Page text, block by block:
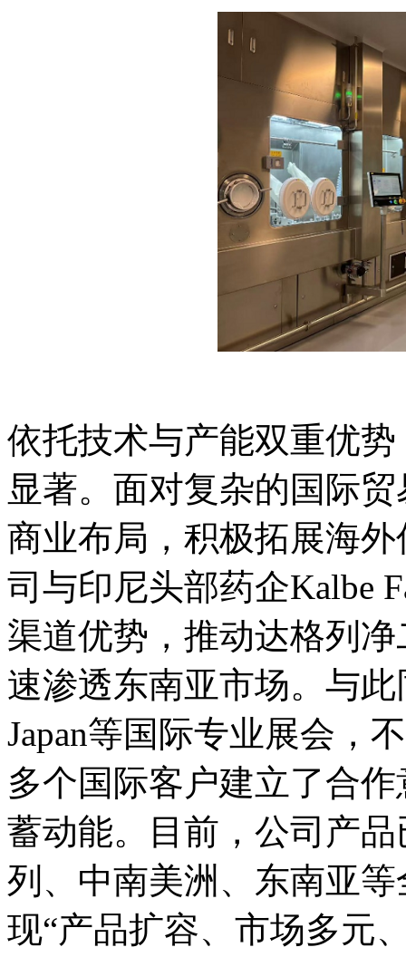
依托技术与产能双重优
显著。面对复杂的国际
商业布局，积极拓展海
司与印尼头部药企Kalbe
渠道优势，推动达格列
速渗透东南亚市场。与
Japan等国际专业展会，
多个国际客户建立了合
蓄动能。目前，公司产
列、中南美洲、东南亚
现“产品扩容、市场多元